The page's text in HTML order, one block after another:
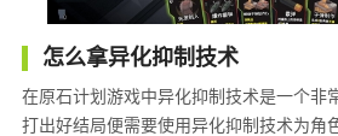
怎么拿异化抑制技术
在原石计划游戏中异化抑制技术是一个非
打出好结局便需要使用异化抑制技术为角